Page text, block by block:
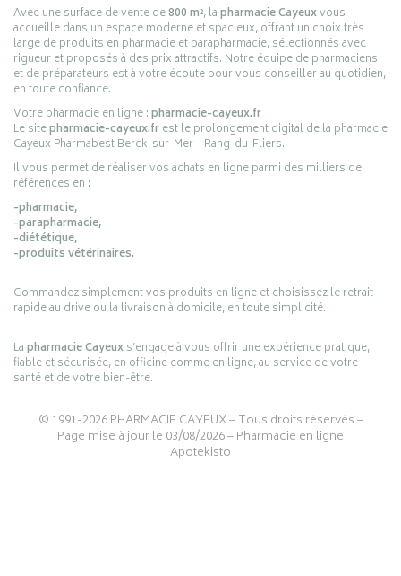
Avec une surface de vente de800 m², lapharmacie Cayeuxvous
accueille dans un espace moderne et spacieux, offrant un choix très
large de produits en pharmacie et parapharmacie, sélectionnés avec
rigueur et proposés à des prix attractifs. Notre équipe de pharmaciens
et de préparateurs est à votre écoute pour vous conseiller au quotidien,
en toute confiance.
Votre pharmacie en ligne :pharmacie-cayeux.fr
Le sitepharmacie-cayeux.frest le prolongement digital de la pharmacie
Cayeux Pharmabest Berck-sur-Mer – Rang-du-Fliers.
Il vous permet de réaliser vos achats en ligne parmi des milliers de
références en :
-pharmacie,
-parapharmacie,
-diététique,
-produits vétérinaires.
Commandez simplement vos produits en ligne et choisissez le retrait
rapide au drive ou la livraison à domicile, en toute simplicité.
Lapharmacie Cayeuxs’engage à vous offrir une expérience pratique,
fiable et sécurisée, en officine comme en ligne, au service de votre
santé et de votre bien-être.
© 1991-2026PHARMACIE CAYEUX– Tous droits réservés –
Page mise à jour le 03/08/2026 –Pharmacie en ligne
Apotekisto